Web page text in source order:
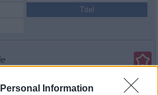
Information
Titel